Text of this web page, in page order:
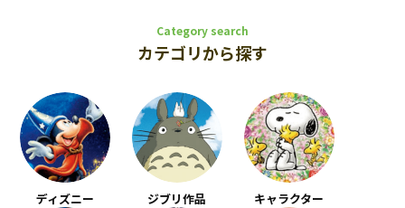
Category search
カテゴリから探す
ディズニー ジブリ作品 キャラクター